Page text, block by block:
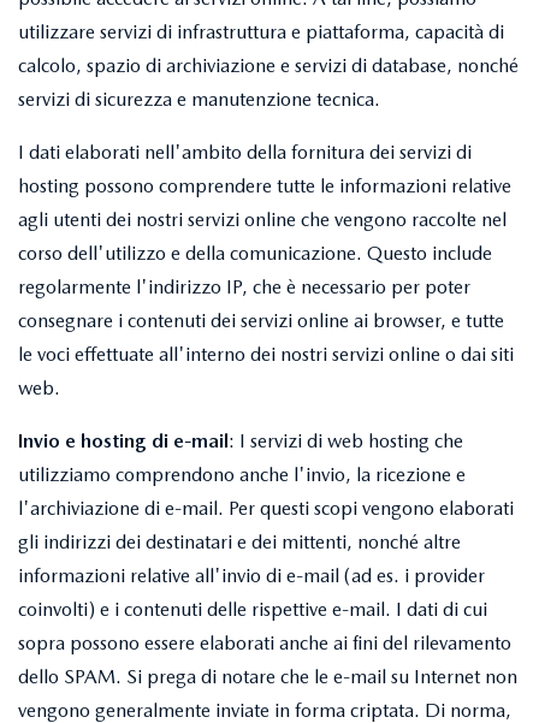
utilizzare servizi di infrastruttura e piattaforma, capacità di
calcolo, spazio di archiviazione e servizi di database, nonché
servizi di sicurezza e manutenzione tecnica.
I dati elaborati nell'ambito della fornitura dei servizi di
hosting possono comprendere tutte le informazioni relative
agli utenti dei nostri servizi online che vengono raccolte nel
corso dell'utilizzo e della comunicazione. Questo include
regolarmente l'indirizzo IP, che è necessario per poter
consegnare i contenuti dei servizi online ai browser, e tutte
le voci effettuate all'interno dei nostri servizi online o dai siti
web.
Invio e hosting di e-mail: I servizi di web hosting che
utilizziamo comprendono anche l'invio, la ricezione e
l'archiviazione di e-mail. Per questi scopi vengono elaborati
gli indirizzi dei destinatari e dei mittenti, nonché altre
informazioni relative all'invio di e-mail (ad es. i provider
coinvolti) e i contenuti delle rispettive e-mail. I dati di cui
sopra possono essere elaborati anche ai fini del rilevamento
dello SPAM. Si prega di notare che le e-mail su Internet non
vengono generalmente inviate in forma criptata. Di norma,